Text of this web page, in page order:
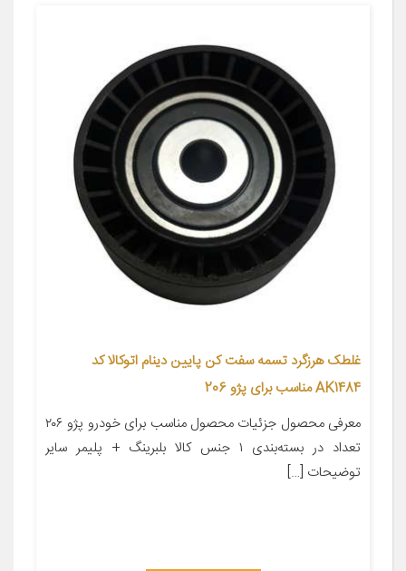
غلطک هرزگرد تسمه سفت کن پایین دینام اتوکالا کد
AK1484 مناسب برای پژو 206
معرفی محصول جزئیات محصول مناسب برای خودرو پژو ۲۰۶
تعداد در بسته‌بندی ۱ جنس کالا بلبرینگ + پلیمر سایر
توضیحات […]